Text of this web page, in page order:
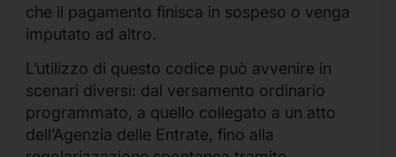
che il pagamento finisca in sospeso o venga
imputato ad altro.
L’utilizzo di questo codice può avvenire in
scenari diversi: dal versamento ordinario
programmato, a quello collegato a un atto
dell’Agenzia delle Entrate, fino alla